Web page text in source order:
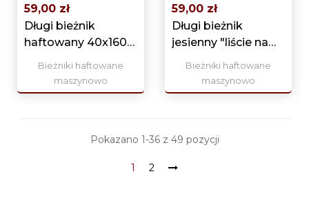
59,00 zł
Długi bieżnik
haftowany 40x160
"Maki"
Bieżniki haftowane
maszynowo
59,00 zł
Długi bieżnik
jesienny "liście na
szarym" 40x160
Bieżniki haftowane
maszynowo
Pokazano 1-36 z 49 pozycji
1 2